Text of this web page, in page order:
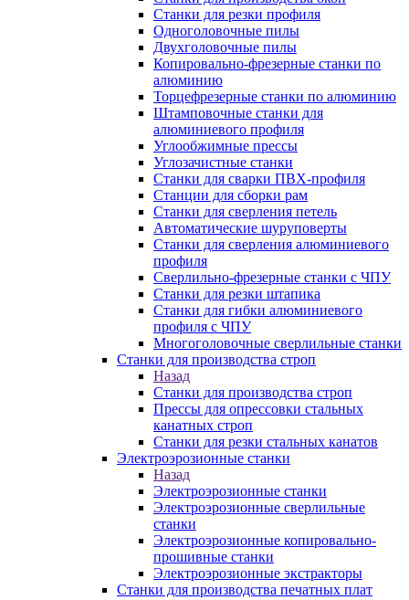
Станки для резки профиля
Одноголовочные пилы
Двухголовочные пилы
Копировально-фрезерные станки по
алюминию
Торцефрезерные станки по алюминию
Штамповочные станки для
алюминиевого профиля
Углообжимные прессы
Углозачистные станки
Станки для сварки ПВХ-профиля
Станции для сборки рам
Станки для сверления петель
Автоматические шуруповерты
Станки для сверления алюминиевого
профиля
Сверлильно-фрезерные станки с ЧПУ
Станки для резки штапика
Станки для гибки алюминиевого
профиля с ЧПУ
Многоголовочные сверлильные станки
Станки для производства строп
Назад
Станки для производства строп
Прессы для опрессовки стальных
канатных строп
Станки для резки стальных канатов
Электроэрозионные станки
Назад
Электроэрозионные станки
Электроэрозионные сверлильные
станки
Электроэрозионные копировально-
прошивные станки
Электроэрозионные экстракторы
Станки для производства печатных плат